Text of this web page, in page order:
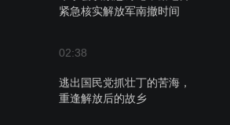
紧急核实解放军南撤时间
02:38
逃出国民党抓壮丁的苦海，
重逢解放后的故乡